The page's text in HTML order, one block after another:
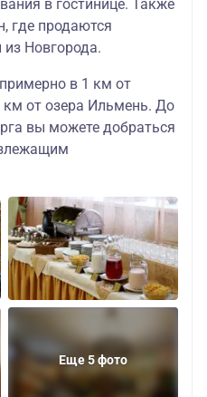
в гостинице. Также
где продаются
Новгорода.
в 1 км от
км от озера Ильмень. До
вы можете добраться
Еще 5 фото